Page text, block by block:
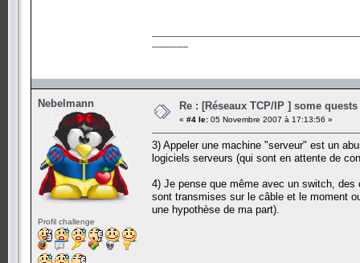
---------------
Nebelmann
Profil challenge
Re : [Réseaux TCP/IP ] some
« #4 le: 05 Novembre 2007 à 17:13:56 »
3) Appeler une machine "serveur" est un
logiciels serveurs (qui sont en attente de
4) Je pense que même avec un switch,
sont transmises sur le câble et le moment
une hypothèse de ma part).